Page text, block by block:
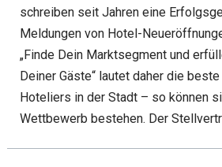
schreiben seit Jahren eine
Meldungen von Hotel-
„Finde Dein Marktsegment und
Deiner Gäste“ lautet daher die
Hoteliers in der Stadt – so können
Wettbewerb bestehen. Der